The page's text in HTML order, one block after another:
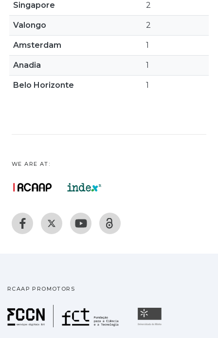
Singapore 2
Valongo 2
Amsterdam 1
Anadia 1
Belo Horizonte 1
WE ARE AT:
RCAAP PROMOTORS
Fundação para a